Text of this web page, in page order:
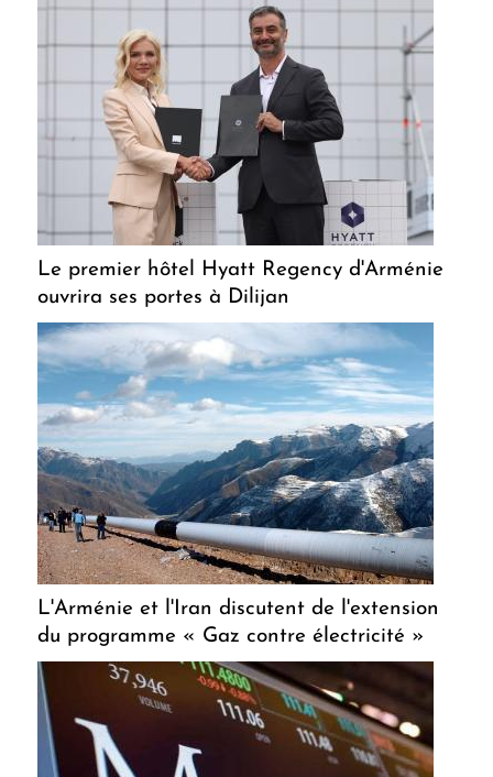
Le premier hôtel Hyatt Regency d'Arménie
ouvrira ses portes à Dilijan
L'Arménie et l'Iran discutent de l'extension
du programme « Gaz contre électricité »